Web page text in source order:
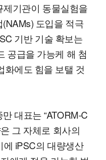
제기관이 동물실험을
도입을 적극
기반 기술 확보는
공급을 가능케 해 첨
화에도 힘을 보탤 것
대표는 “ATORM-C
그 자체로 회사의
에 iPSC의 대량생산